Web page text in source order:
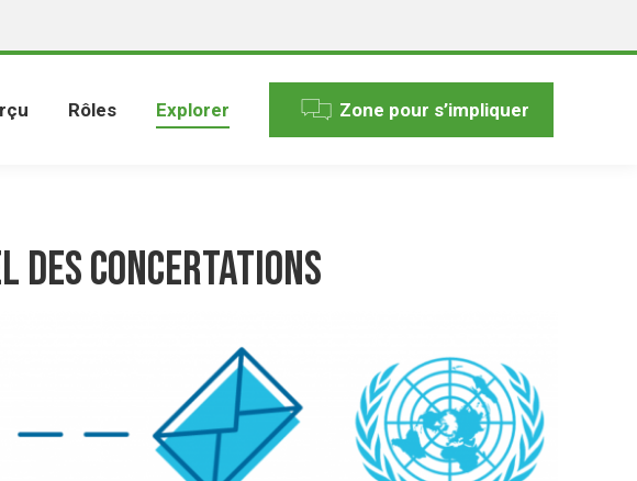
Rôles Explorer Zone pour s’impliquer
Concertations